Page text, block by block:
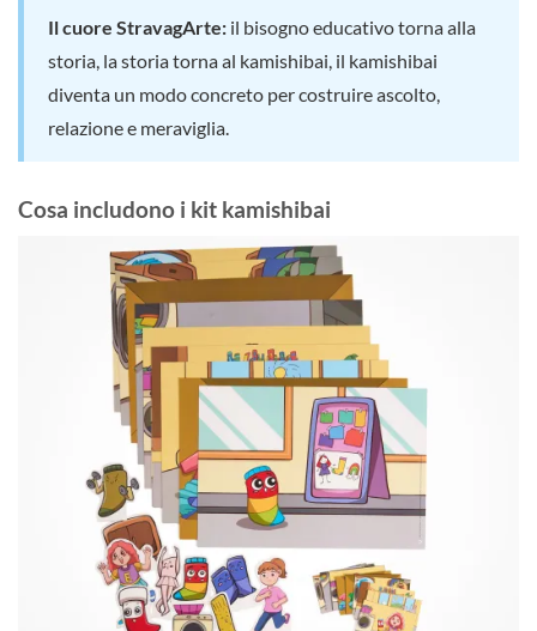
Il cuore StravagArte: il bisogno educativo torna alla
storia, la storia torna al kamishibai, il kamishibai
diventa un modo concreto per costruire ascolto,
relazione e meraviglia.
Cosa includono i kit kamishibai